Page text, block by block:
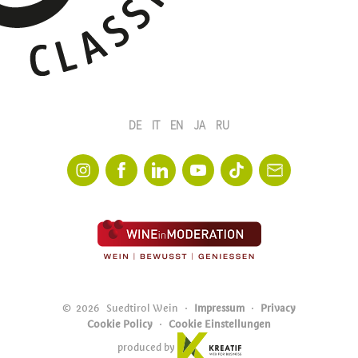
© 2026 Suedtirol Wein Impressum
Privacy
Cookie Policy
Cookie Einstellungen
produced by
DE IT EN JA RU